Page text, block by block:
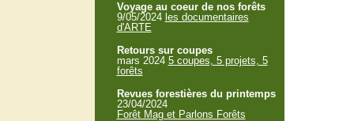
Voyage au coeur de nos forêts
9/05/2024 les documentaires
d'ARTE
Retours sur coupes
mars 2024 5 coupes, 5 projets, 5
forêts
Revues forestières du printemps
23/04/2024
Forêt Mag et Parlons Forêts